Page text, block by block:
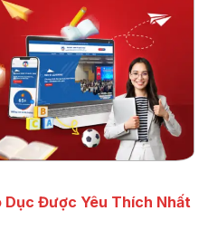
Dục Được Yêu Thích Nhất